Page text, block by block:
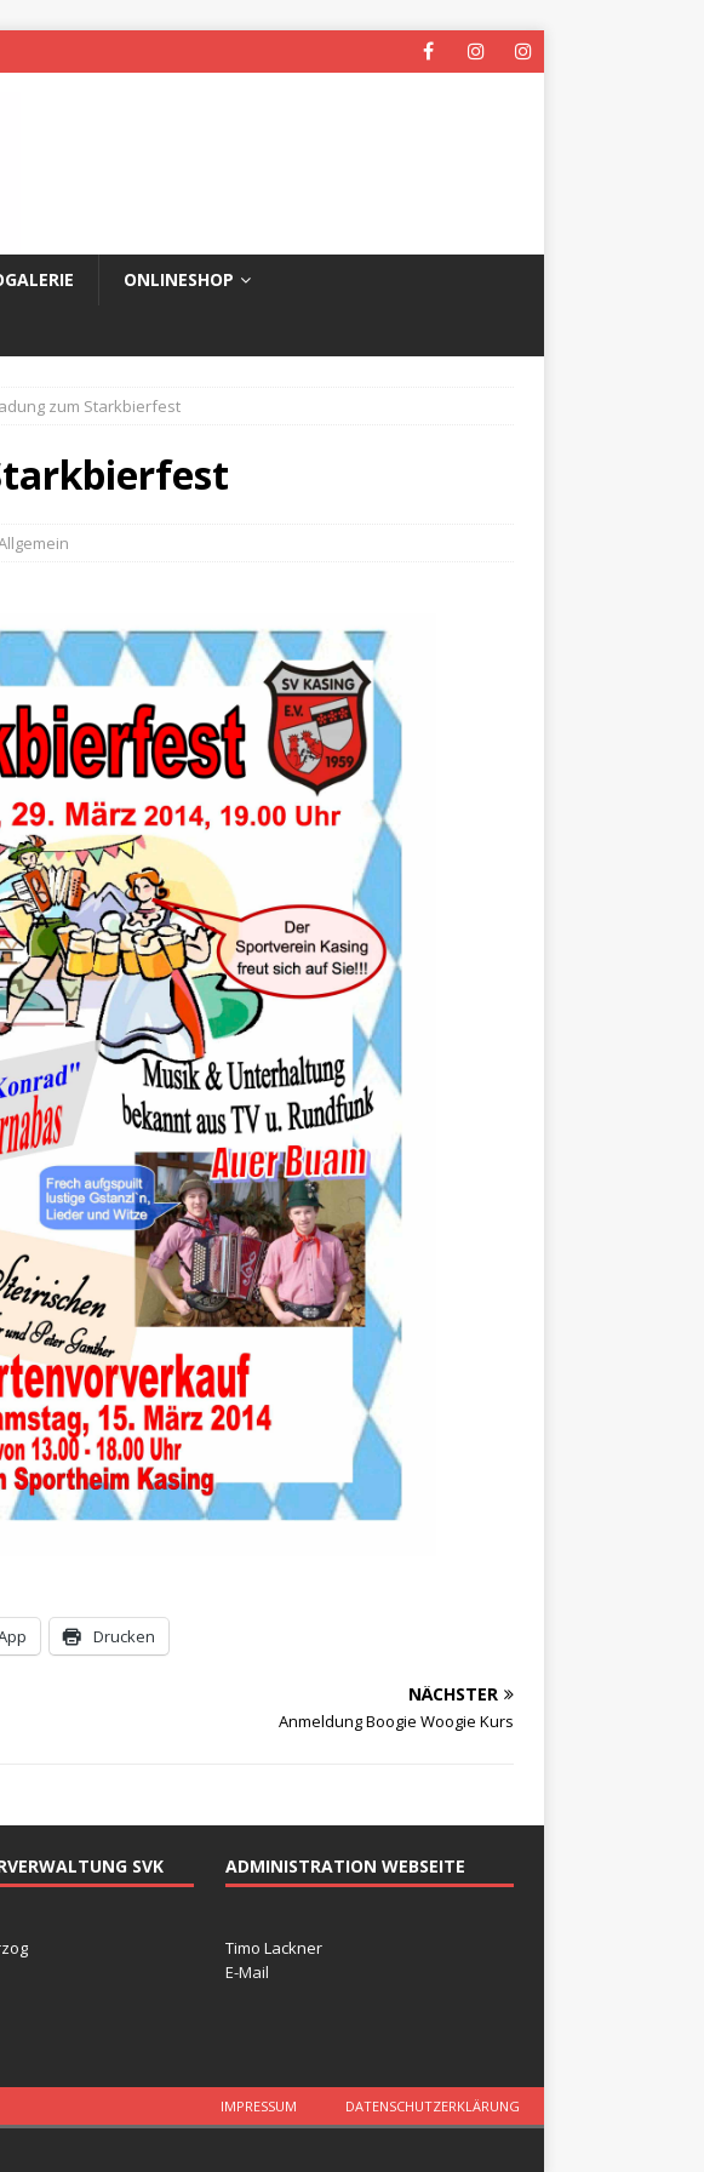
ONLINESHOP
zum Starkbierfest
Drucken
NÄCHSTER
Anmeldung Boogie Woogie Kurs
SVK ADMINISTRATION WEBSEITE
Timo Lackner
E-Mail
IMPRESSUM DATENSCHUTZERKLÄRUNG